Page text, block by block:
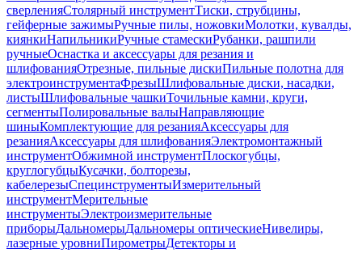
сверленияСтолярный инструментТиски, струбцины,
гейферные зажимыРучные пилы, ножовкиМолотки, кувалды,
киянкиНапильникиРучные стамескиРубанки, рашпили
ручныеОснастка и аксессуары для резания и
шлифованияОтрезные, пильные дискиПильные полотна для
электроинструментаФрезыШлифовальные диски, насадки,
листыШлифовальные чашкиТочильные камни, круги,
сегментыПолировальные валыНаправляющие
шиныКомплектующие для резанияАксессуары для
резанияАксессуары для шлифованияЭлектромонтажный
инструментОбжимной инструментПлоскогубцы,
круглогубцыКусачки, болторезы,
кабелерезыСпецинструментыИзмерительный
инструментМерительные
инструментыЭлектроизмерительные
приборыДальномерыДальномеры оптическиеНивелиры,
лазерные уровниПирометрыДетекторы и